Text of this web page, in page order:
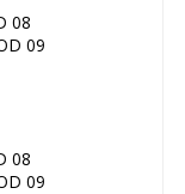
08
09
08
09